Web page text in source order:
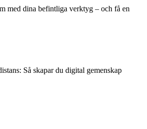
med dina befintliga verktyg – och få en
Så skapar du digital gemenskap